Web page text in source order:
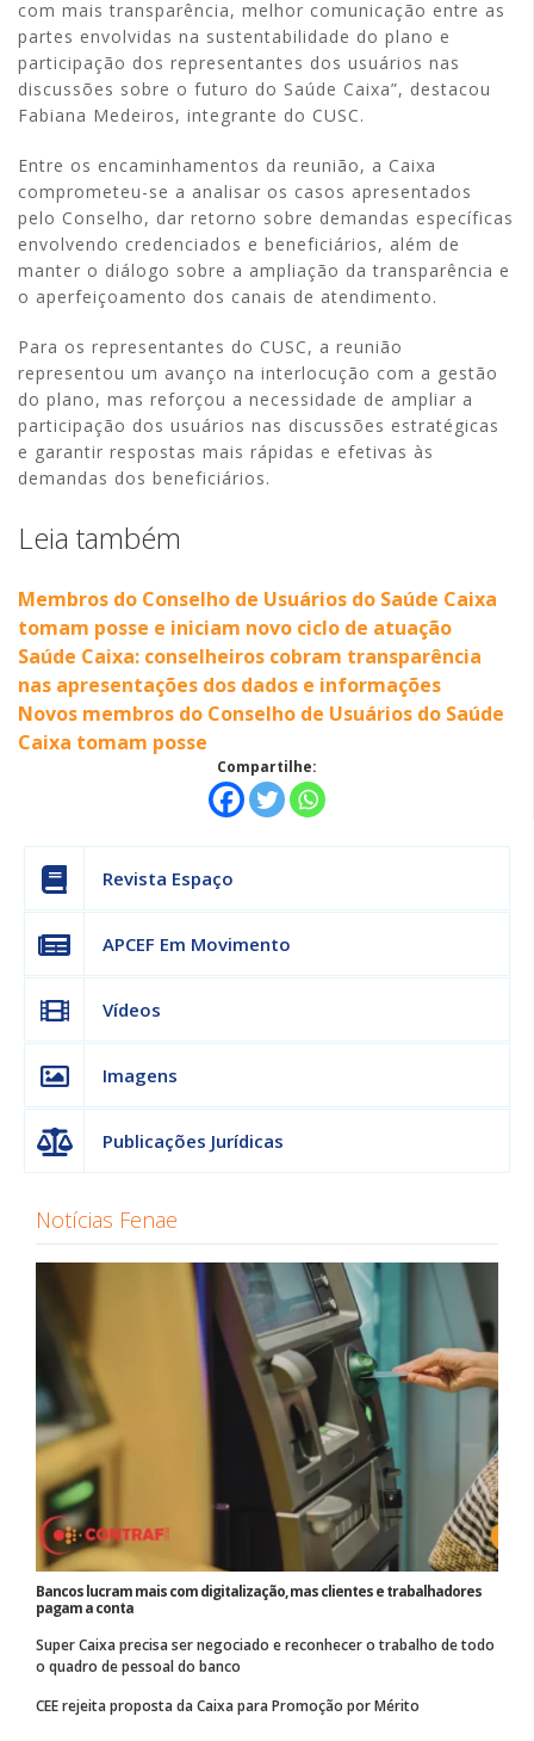
com mais transparência, melhor comunicação entre as
partes envolvidas na sustentabilidade do plano e
participação dos representantes dos usuários nas
discussões sobre o futuro do Saúde Caixa”, destacou
Fabiana Medeiros, integrante do CUSC.
Entre os encaminhamentos da reunião, a Caixa
comprometeu-se a analisar os casos apresentados
pelo Conselho, dar retorno sobre demandas específicas
envolvendo credenciados e beneficiários, além de
manter o diálogo sobre a ampliação da transparência e
o aperfeiçoamento dos canais de atendimento.
Para os representantes do CUSC, a reunião
representou um avanço na interlocução com a gestão
do plano, mas reforçou a necessidade de ampliar a
participação dos usuários nas discussões estratégicas
e garantir respostas mais rápidas e efetivas às
demandas dos beneficiários.
Leia também
Membros do Conselho de Usuários do Saúde Caixa
tomam posse e iniciam novo ciclo de atuação
Saúde Caixa: conselheiros cobram transparência
nas apresentações dos dados e informações
Novos membros do Conselho de Usuários do Saúde
Caixa tomam posse
Compartilhe:
Revista Espaço
APCEF Em Movimento
Vídeos
Imagens
Publicações Jurídicas
Notícias Fenae
Bancos lucram mais com digitalização, mas clientes e trabalhadores
pagam a conta
Super Caixa precisa ser negociado e reconhecer o trabalho de todo
o quadro de pessoal do banco
CEE rejeita proposta da Caixa para Promoção por Mérito